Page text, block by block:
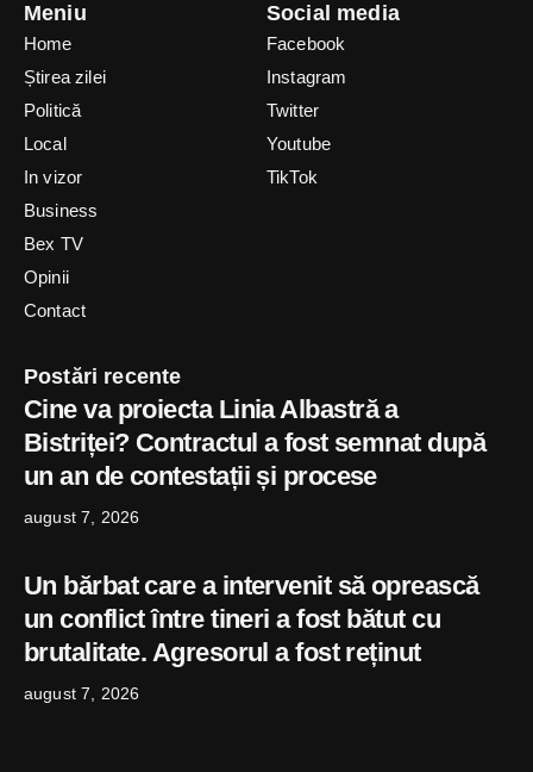
Meniu
Home
Știrea zilei
Politică
Local
In vizor
Business
Bex TV
Opinii
Contact
Social media
Facebook
Instagram
Twitter
Youtube
TikTok
Postări recente
Cine va proiecta Linia Albastră a
Bistriței? Contractul a fost semnat după
un an de contestații și procese
august 7, 2026
Un bărbat care a intervenit să oprească
un conflict între tineri a fost bătut cu
brutalitate. Agresorul a fost reținut
august 7, 2026